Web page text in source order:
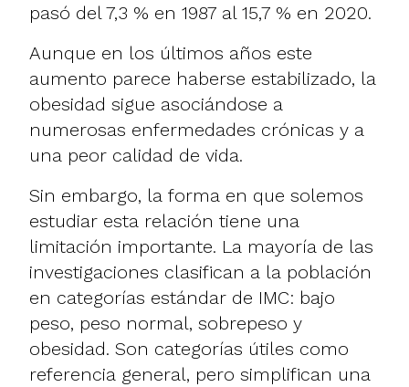
pasó del 7,3 % en 1987 al 15,7 % en 2020.
Aunque en los últimos años este
aumento parece haberse estabilizado, la
obesidad sigue asociándose a
numerosas enfermedades crónicas y a
una peor calidad de vida.
Sin embargo, la forma en que solemos
estudiar esta relación tiene una
limitación importante. La mayoría de las
investigaciones clasifican a la población
en categorías estándar de IMC: bajo
peso, peso normal, sobrepeso y
obesidad. Son categorías útiles como
referencia general, pero simplifican una